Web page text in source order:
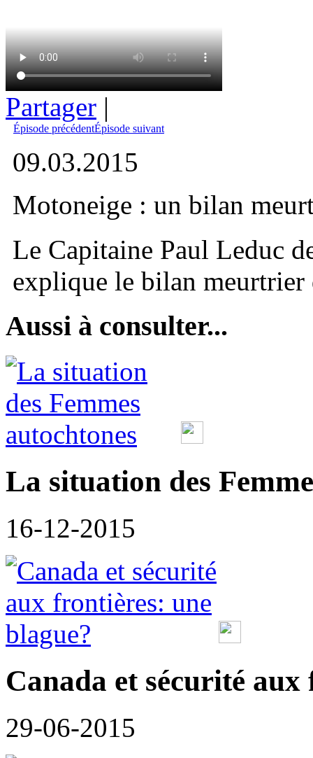
Partager |
Épisode précédentÉpisode suivant
09.03.2015
Motoneige : un bilan
Le Capitaine Paul Leduc
explique le bilan meurtrier
Aussi à consulter...
La situation des
16-12-2015
Canada et sécurité
29-06-2015